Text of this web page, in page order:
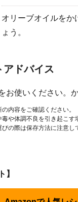
オリーブオイルをか
ょう。
アドバイス
お使いください。
内容をご確認ください。
や体調不良を引き起こ
の際は保存方法に注意し
】